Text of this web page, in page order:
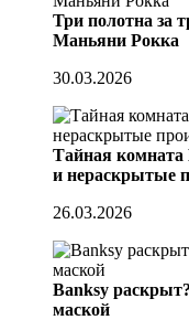
Три полотна за
Маньяни Рокка
30.03.2026
Тайная комната
и нераскрытые
26.03.2026
Banksy
маской